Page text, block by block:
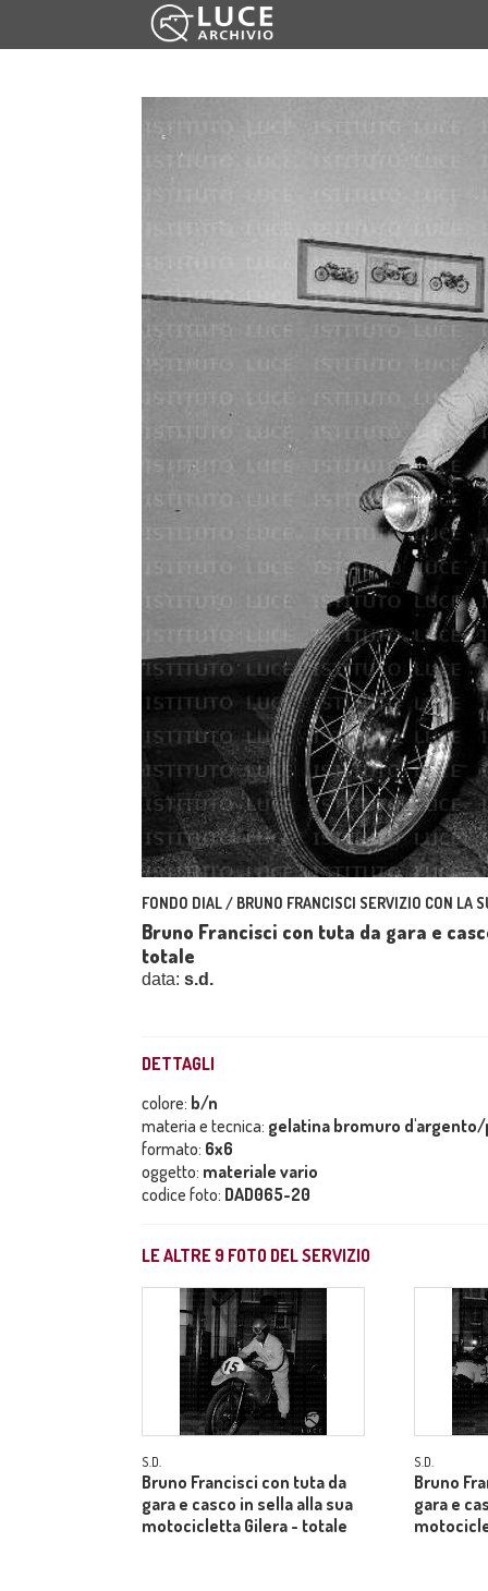
FONDO DIAL / BRUNO FRANCISCI SERVIZIO CON LA
Bruno Francisci con tuta da gara e
totale
data: s.d.
DETTAGLI
colore: b/n
materia e tecnica: gelatina bromuro
formato: 6x6
oggetto: materiale vario
codice foto: DAD065-20
LE ALTRE 9 FOTO DEL SERVIZIO
S.D.
Bruno Francisci con tuta da
gara e casco in sella alla sua
motocicletta Gilera - totale
S.D.
Bruno
gara e